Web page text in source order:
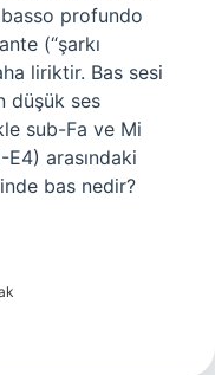
profundo
(“şarkı
liriktir. Bas sesi
düşük ses
sub-Fa ve Mi
arasındaki
bas nedir?